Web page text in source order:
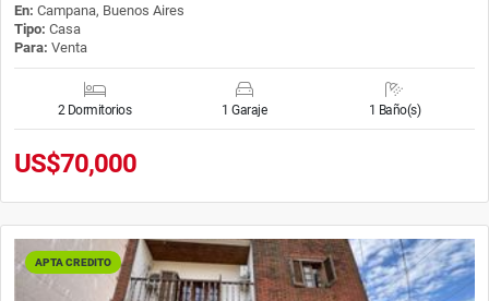
En: Campana, Buenos Aires
Tipo: Casa
Para: Venta
2 Dormitorios 1 Garaje 1 Baño(s)
US$70,000
APTA CREDITO